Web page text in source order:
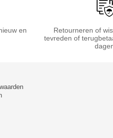
en
Retourneren of
tevreden of